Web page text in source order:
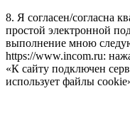
8. Я согласен/согласна
простой электронной
выполнение мною
https://www.incom.ru:
«К сайту подключен
использует файлы